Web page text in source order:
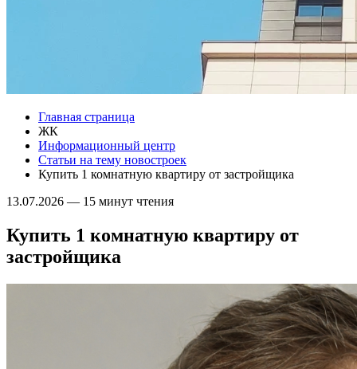
Главная страница
ЖК
Информационный центр
Статьи на тему новостроек
Купить 1 комнатную квартиру от застройщика
13.07.2026 — 15 минут чтения
Купить 1 комнатную квартиру от
застройщика